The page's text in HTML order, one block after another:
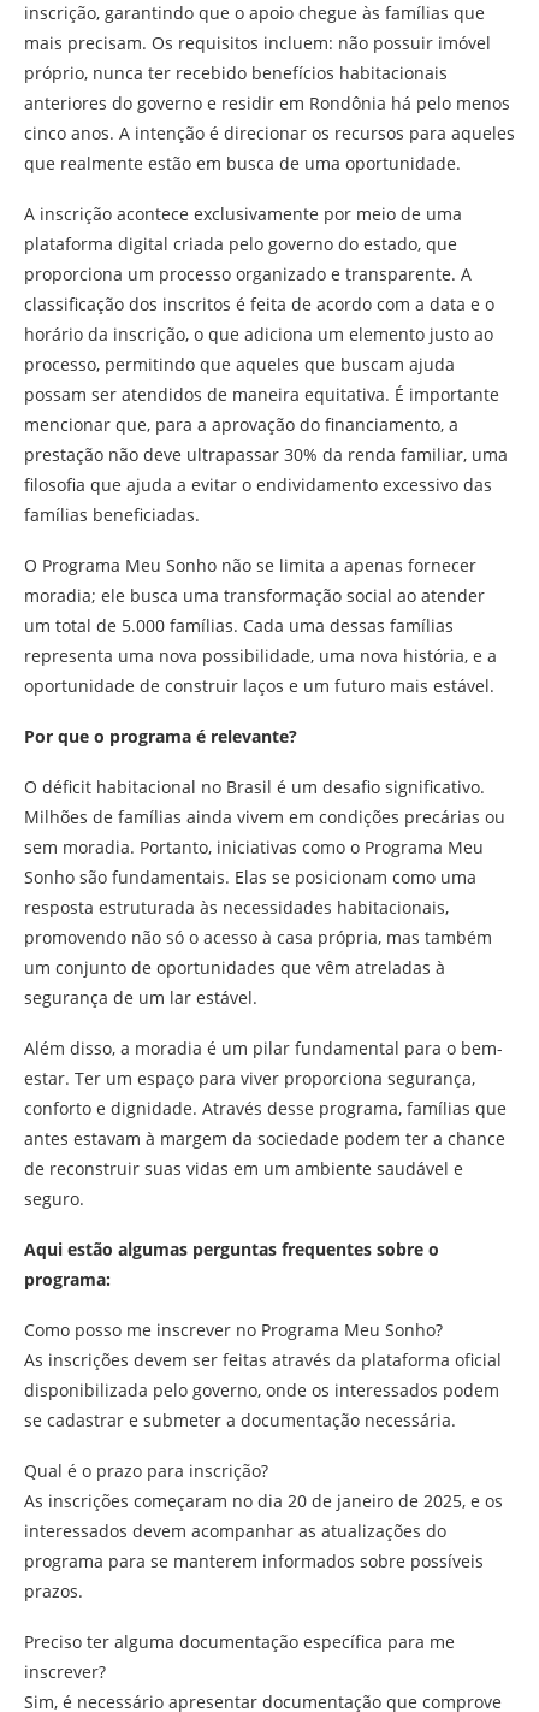
inscrição, garantindo que o apoio chegue às famílias que
mais precisam. Os requisitos incluem: não possuir imóvel
próprio, nunca ter recebido benefícios habitacionais
anteriores do governo e residir em Rondônia há pelo menos
cinco anos. A intenção é direcionar os recursos para aqueles
que realmente estão em busca de uma oportunidade.
A inscrição acontece exclusivamente por meio de uma
plataforma digital criada pelo governo do estado, que
proporciona um processo organizado e transparente. A
classificação dos inscritos é feita de acordo com a data e o
horário da inscrição, o que adiciona um elemento justo ao
processo, permitindo que aqueles que buscam ajuda
possam ser atendidos de maneira equitativa. É importante
mencionar que, para a aprovação do financiamento, a
prestação não deve ultrapassar 30% da renda familiar, uma
filosofia que ajuda a evitar o endividamento excessivo das
famílias beneficiadas.
O Programa Meu Sonho não se limita a apenas fornecer
moradia; ele busca uma transformação social ao atender
um total de 5.000 famílias. Cada uma dessas famílias
representa uma nova possibilidade, uma nova história, e a
oportunidade de construir laços e um futuro mais estável.
Por que o programa é relevante?
O déficit habitacional no Brasil é um desafio significativo.
Milhões de famílias ainda vivem em condições precárias ou
sem moradia. Portanto, iniciativas como o Programa Meu
Sonho são fundamentais. Elas se posicionam como uma
resposta estruturada às necessidades habitacionais,
promovendo não só o acesso à casa própria, mas também
um conjunto de oportunidades que vêm atreladas à
segurança de um lar estável.
Além disso, a moradia é um pilar fundamental para o bem-
estar. Ter um espaço para viver proporciona segurança,
conforto e dignidade. Através desse programa, famílias que
antes estavam à margem da sociedade podem ter a chance
de reconstruir suas vidas em um ambiente saudável e
seguro.
Aqui estão algumas perguntas frequentes sobre o
programa:
Como posso me inscrever no Programa Meu Sonho?
As inscrições devem ser feitas através da plataforma oficial
disponibilizada pelo governo, onde os interessados podem
se cadastrar e submeter a documentação necessária.
Qual é o prazo para inscrição?
As inscrições começaram no dia 20 de janeiro de 2025, e os
interessados devem acompanhar as atualizações do
programa para se manterem informados sobre possíveis
prazos.
Preciso ter alguma documentação específica para me
inscrever?
Sim, é necessário apresentar documentação que comprove